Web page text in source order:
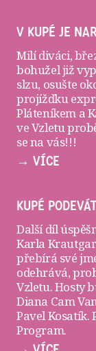
V KUPÉ JE
Milí diváci,
bohužel již
slzu, osušte
projížďku
Pláteníkem a
ve Vzletu
se na vás!!!
→ VÍCE
KUPÉ
Další díl
Karla
přebírá své
odehrává,
Vzletu. Hosty
Diana Cam
Pavel Kosatík.
Program.